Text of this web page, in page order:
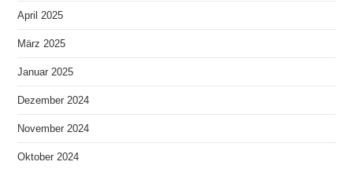
April 2025
März 2025
Januar 2025
Dezember 2024
November 2024
Oktober 2024